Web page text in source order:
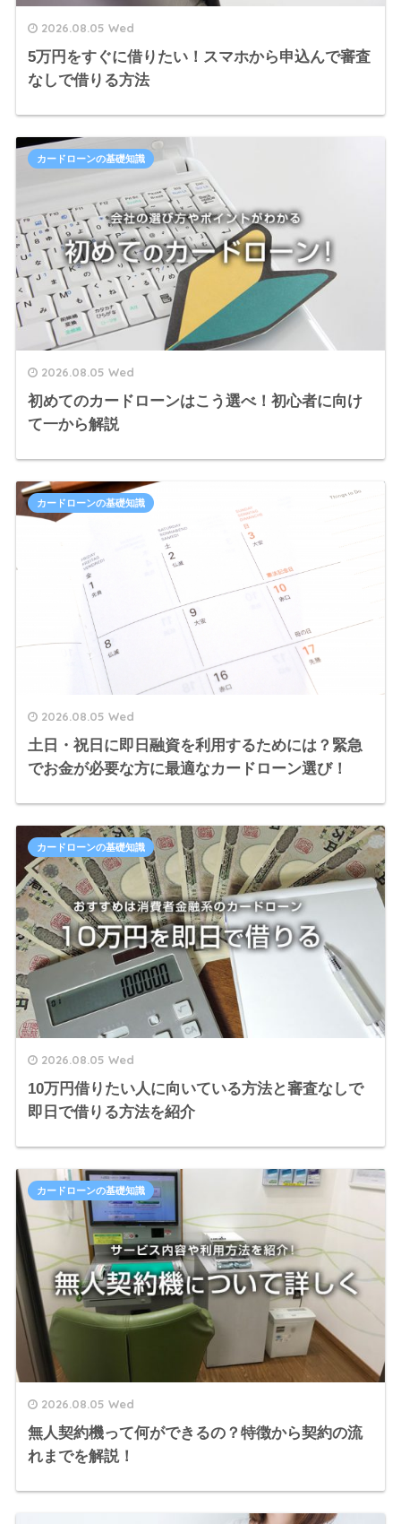
2026.08.05 Wed
5万円をすぐに借りたい！スマホから申込んで審査
なしで借りる方法
2026.08.05 Wed
初めてのカードローンはこう選べ！初心者に向け
て一から解説
カードローンの基礎知識
2026.08.05 Wed
土日・祝日に即日融資を利用するためには？緊急
でお金が必要な方に最適なカードローン選び！
カードローンの基礎知識
2026.08.05 Wed
10万円借りたい人に向いている方法と審査なしで
即日で借りる方法を紹介
カードローンの基礎知識
2026.08.05 Wed
無人契約機って何ができるの？特徴から契約の流
れまでを解説！
カードローンの基礎知識